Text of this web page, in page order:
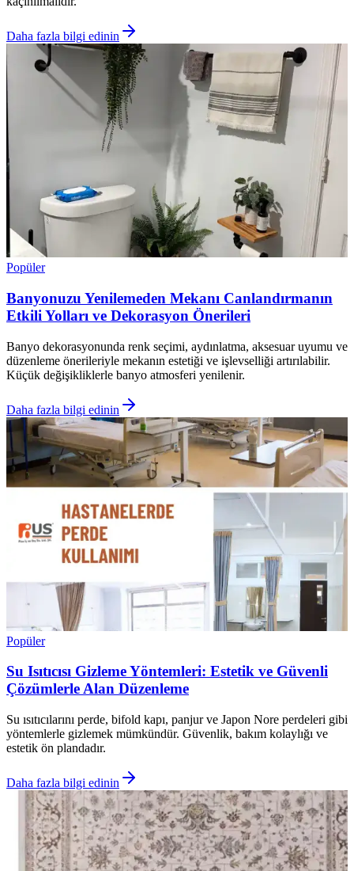
Daha fazla bilgi edinin
Popüler
Banyonuzu Yenilemeden Mekanı Canlandırmanın
Etkili Yolları ve Dekorasyon Önerileri
Banyo dekorasyonunda renk seçimi, aydınlatma, aksesuar uyumu ve
düzenleme önerileriyle mekanın estetiği ve işlevselliği artırılabilir.
Küçük değişikliklerle banyo atmosferi yenilenir.
Daha fazla bilgi edinin
Popüler
Su Isıtıcısı Gizleme Yöntemleri: Estetik ve Güvenli
Çözümlerle Alan Düzenleme
Su ısıtıcılarını perde, bifold kapı, panjur ve Japon Nore perdeleri gibi
yöntemlerle gizlemek mümkündür. Güvenlik, bakım kolaylığı ve
estetik ön plandadır.
Daha fazla bilgi edinin